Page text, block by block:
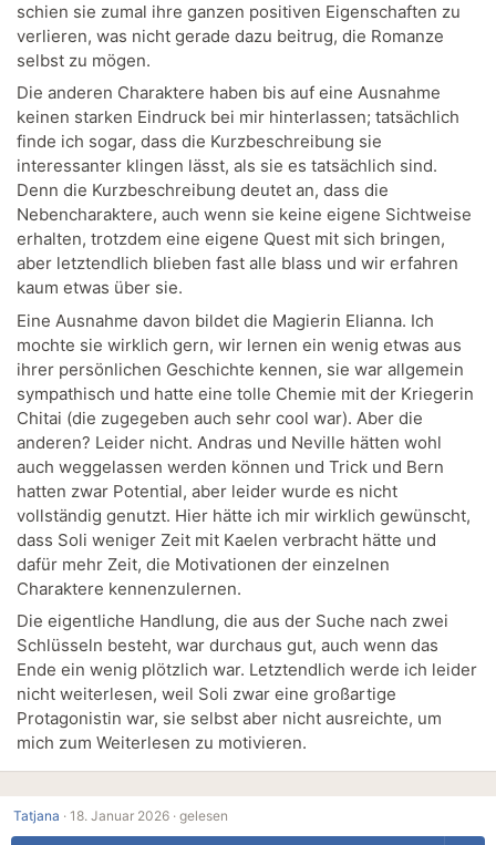
schien sie zumal ihre ganzen positiven Eigenschaften zu
verlieren, was nicht gerade dazu beitrug, die Romanze
selbst zu mögen.
Die anderen Charaktere haben bis auf eine Ausnahme
keinen starken Eindruck bei mir hinterlassen; tatsächlich
finde ich sogar, dass die Kurzbeschreibung sie
interessanter klingen lässt, als sie es tatsächlich sind.
Denn die Kurzbeschreibung deutet an, dass die
Nebencharaktere, auch wenn sie keine eigene Sichtweise
erhalten, trotzdem eine eigene Quest mit sich bringen,
aber letztendlich blieben fast alle blass und wir erfahren
kaum etwas über sie.
Eine Ausnahme davon bildet die Magierin Elianna. Ich
mochte sie wirklich gern, wir lernen ein wenig etwas aus
ihrer persönlichen Geschichte kennen, sie war allgemein
sympathisch und hatte eine tolle Chemie mit der Kriegerin
Chitai (die zugegeben auch sehr cool war). Aber die
anderen? Leider nicht. Andras und Neville hätten wohl
auch weggelassen werden können und Trick und Bern
hatten zwar Potential, aber leider wurde es nicht
vollständig genutzt. Hier hätte ich mir wirklich gewünscht,
dass Soli weniger Zeit mit Kaelen verbracht hätte und
dafür mehr Zeit, die Motivationen der einzelnen
Charaktere kennenzulernen.
Die eigentliche Handlung, die aus der Suche nach zwei
Schlüsseln besteht, war durchaus gut, auch wenn das
Ende ein wenig plötzlich war. Letztendlich werde ich leider
nicht weiterlesen, weil Soli zwar eine großartige
Protagonistin war, sie selbst aber nicht ausreichte, um
mich zum Weiterlesen zu motivieren.
Tatjana · 18. Januar 2026 · gelesen